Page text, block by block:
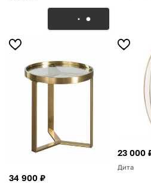
34 900 ₽
23 000
Дита